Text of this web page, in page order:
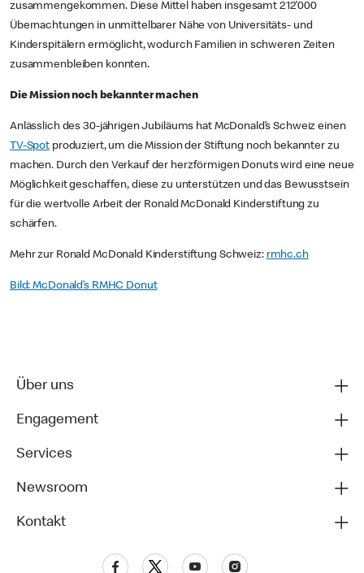
zusammengekommen. Diese Mittel haben insgesamt 212’000
Übernachtungen in unmittelbarer Nähe von Universitäts- und
Kinderspitälern ermöglicht, wodurch Familien in schweren Zeiten
zusammenbleiben konnten.
Die Mission noch bekannter machen
Anlässlich des 30-jährigen Jubiläums hat McDonald’s Schweiz einen
TV-Spot produziert, um die Mission der Stiftung noch bekannter zu
machen. Durch den Verkauf der herzförmigen Donuts wird eine neue
Möglichkeit geschaffen, diese zu unterstützen und das Bewusstsein
für die wertvolle Arbeit der Ronald McDonald Kinderstiftung zu
schärfen.
Mehr zur Ronald McDonald Kinderstiftung Schweiz: rmhc.ch
Bild: McDonald’s RMHC Donut
Über uns
Engagement
Services
Newsroom
Kontakt